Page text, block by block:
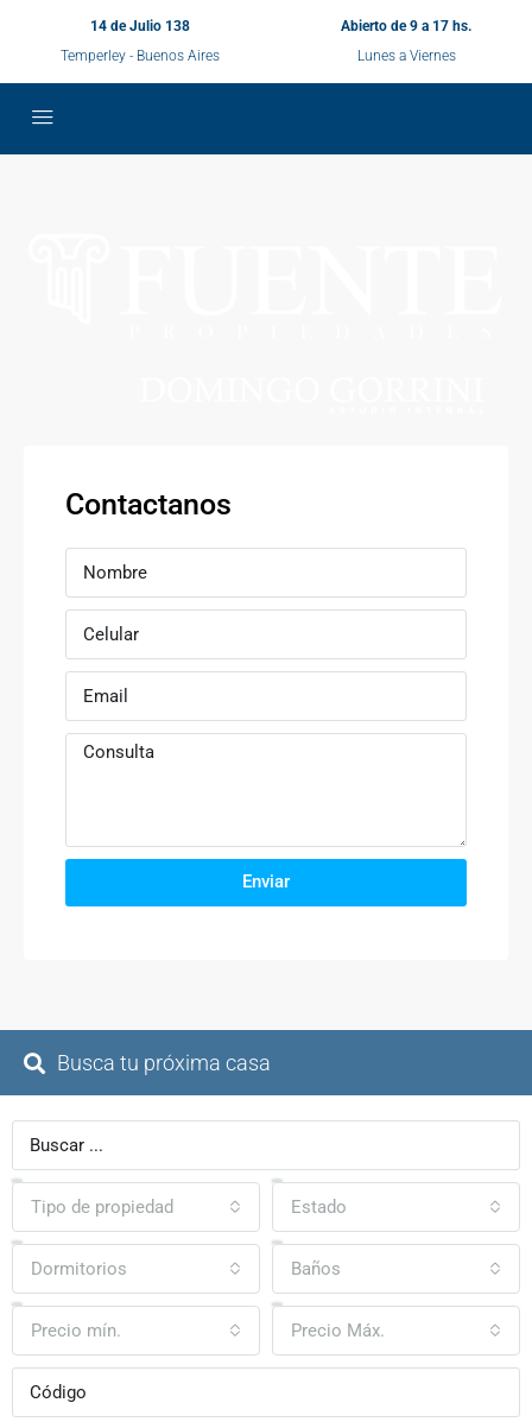
14 de Julio 138
Temperley - Buenos Aires
Abierto de 9 a 17 hs.
Lunes a Viernes
Contactanos
Enviar
Busca tu próxima casa
Tipo de propiedad Estado
Dormitorios Baños
Precio mín. Precio Máx.